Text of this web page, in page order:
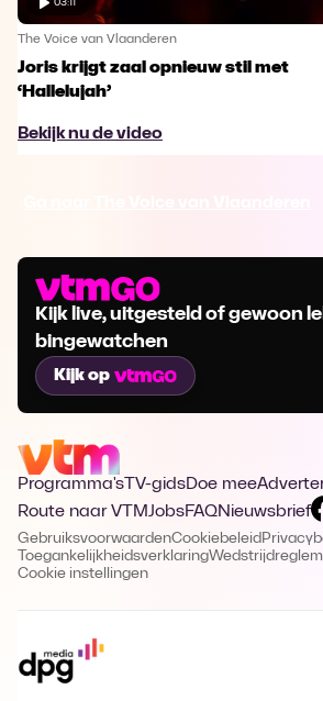
03:11
The Voice van Vlaanderen
Joris krijgt zaal opnieuw stil met
‘Hallelujah’
Bekijk nu de video
Kijk live, uitgesteld of gewoon
bingewatchen
Kijk op
Programma's TV-gidsDoe mee
Route naar VTMJobsFAQNieuwsbrief
GebruiksvoorwaardenCookiebeleid
Toegankelijkheidsverklaring
Cookie instellingen